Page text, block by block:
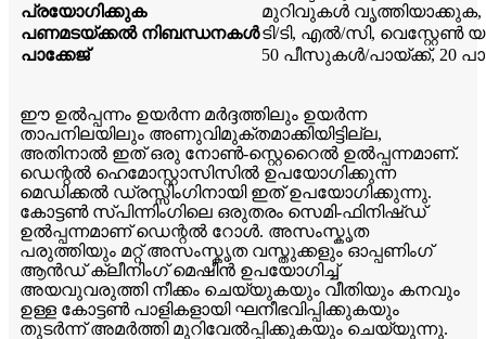
പ്രയോഗിക്കുക
മുറിവുകൾ
പണമടയ്ക്കൽ നിബന്ധനകൾടി/ടി, എൽ/സി,
പാക്കേജ്
50 പീസുകൾ/പായ്ക്ക്, 20
ഈ ഉൽപ്പന്നം ഉയർന്ന മർദ്ദത്തിലും ഉയർന്ന
താപനിലയിലും അണുവിമുക്തമാക്കിയിട്ടില്ല,
അതിനാൽ ഇത് ഒരു നോൺ-സ്റ്റെറൈൽ ഉൽപ്പന്നമാണ്.
ഡെന്റൽ ഹെമോസ്റ്റാസിസിൽ ഉപയോഗിക്കുന്ന
മെഡിക്കൽ ഡ്രസ്സിംഗിനായി ഇത് ഉപയോഗിക്കുന്നു.
കോട്ടൺ സ്പിന്നിംഗിലെ ഒരുതരം സെമി-ഫിനിഷ്ഡ്
ഉൽപ്പന്നമാണ് ഡെന്റൽ റോൾ. അസംസ്കൃത
പരുത്തിയും മറ്റ് അസംസ്കൃത വസ്തുക്കളും ഓപ്പണിംഗ്
ആൻഡ് ക്ലീനിംഗ് മെഷീൻ ഉപയോഗിച്ച്
അയവുവരുത്തി നീക്കം ചെയ്യുകയും വീതിയും കനവും
ഉള്ള കോട്ടൺ പാളികളായി ഘനീഭവിപ്പിക്കുകയും
തുടർന്ന് അമർത്തി മുറിവേൽപ്പിക്കുകയും ചെയ്യുന്നു.